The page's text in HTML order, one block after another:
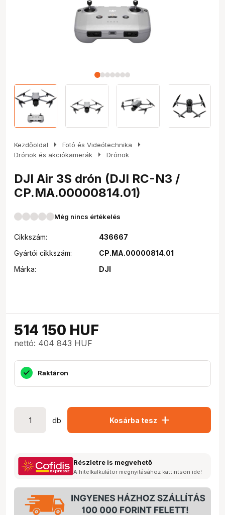
Kezdőoldal arrow_right Fotó és Videótechnika arrow_right
Drónok és akciókamerák arrow_right Drónok
DJI Air 3S drón (DJI RC-N3 /
CP.MA.00000814.01)
Még nincs értékelés
Cikkszám:
436667
Gyártói cikkszám:
CP.MA.00000814.01
Márka:
DJI
514 150 HUF
nettó: 404 843 HUF
Raktáron
db Kosárba tesz add
Részletre is megvehető
A hitelkalkulátor megnyitásához kattintson ide!